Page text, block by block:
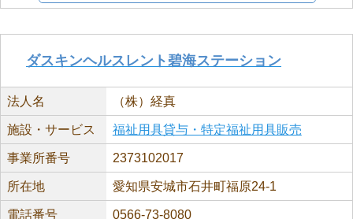
ダスキンヘルスレント碧海ステーション
法人名 （株）経真
施設・サービス 福祉用具貸与・特定福祉用具販売
事業所番号 2373102017
所在地 愛知県安城市石井町福原24-1
電話番号 0566-73-8080